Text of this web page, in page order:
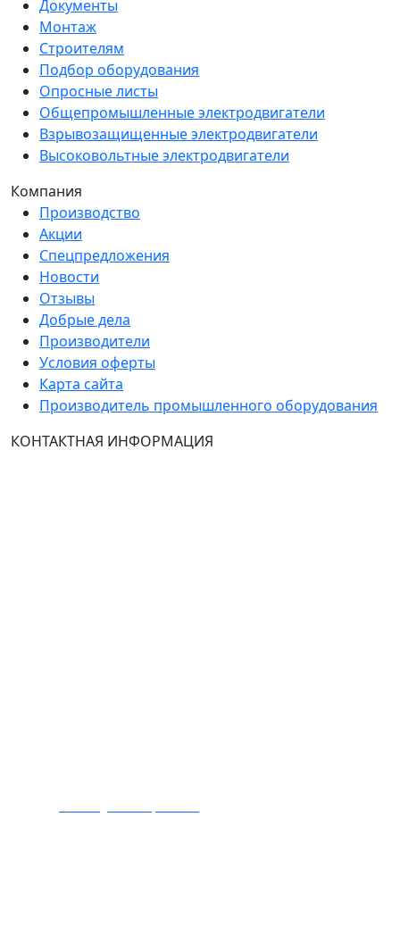
Документы
Монтаж
Строителям
Подбор оборудования
Опросные листы
Общепромышленные электродвигатели
Взрывозащищенные электродвигатели
Высоковольтные электродвигатели
Компания
Производство
Акции
Спецпредложения
Новости
Отзывы
Добрые дела
Производители
Условия оферты
Карта сайта
Производитель промышленного оборудования
КОНТАКТНАЯ ИНФОРМАЦИЯ